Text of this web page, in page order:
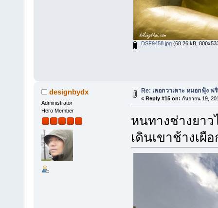
_DSF9458.jpg(68.26 kB,
designbydx
Administrator
Hero Member
Re: เลอกวาเดาะ หมอกฟุ้ง ฟ
« Reply #15 on: กันยายน 19,
หนทางช่างยาว
เดินเขาช้างเผือ